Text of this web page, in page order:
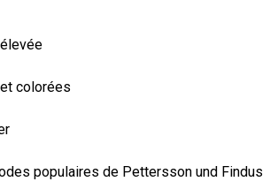
colorées
populaires de Pettersson und Findus